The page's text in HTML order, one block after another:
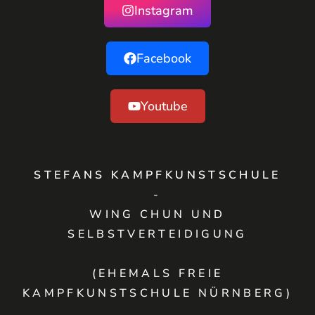
Instagram
Facebook
Youtube
STEFANS KAMPFKUNSTSCHULE
-
WING CHUN UND
SELBSTVERTEIDIGUNG
(EHEMALS FREIE
KAMPFKUNSTSCHULE NÜRNBERG)